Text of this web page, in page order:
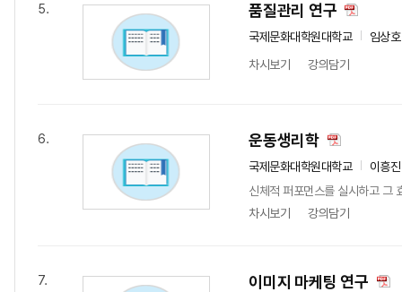
5. 품질관리 연구
국제문화대학원대학교
임상호
차시보기
강의담기
6. 운동생리학
국제문화대학원대학교
이흥진
신체적 퍼포먼스를 실시하고 그
차시보기
강의담기
7. 이미지 마케팅 연구